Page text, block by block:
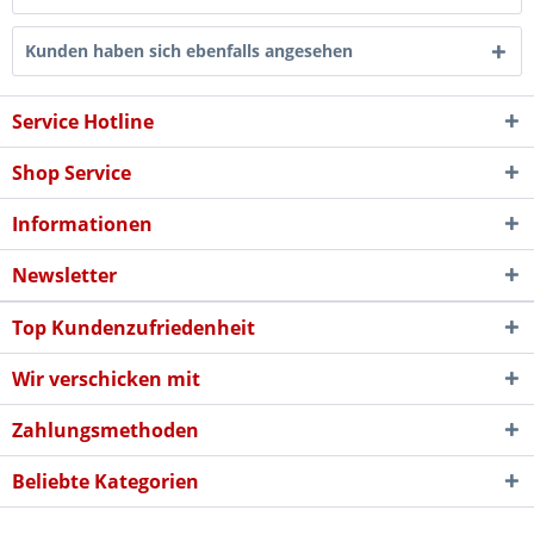
Kunden haben sich ebenfalls angesehen
Service Hotline
Shop Service
Informationen
Newsletter
Top Kundenzufriedenheit
Wir verschicken mit
Zahlungsmethoden
Beliebte Kategorien